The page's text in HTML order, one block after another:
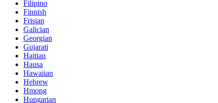
Filipino
Finnish
Frisian
Galician
Georgian
Gujarati
Haitian
Hausa
Hawaiian
Hebrew
Hmong
Hungarian